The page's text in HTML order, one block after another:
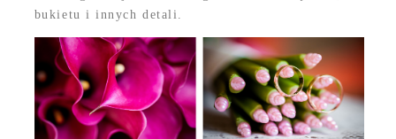
bukietu i innych detali.